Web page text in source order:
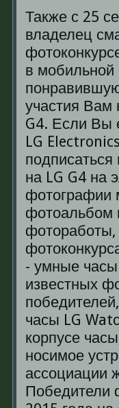
Также с 25
владелец
в мобильной
участия Вам
G4. Если Вы
LG
на LG G4 на
фотографии
фотоальбом
фотоработы,
- умные
известных
часы LG
корпусе
носимое
ассоциации
Победители